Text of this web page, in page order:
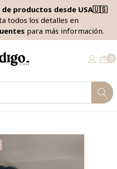
de productos desde USA🇺🇸
todos los detalles en
para más información.
0